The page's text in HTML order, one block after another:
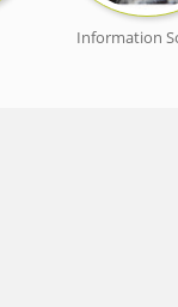
Information